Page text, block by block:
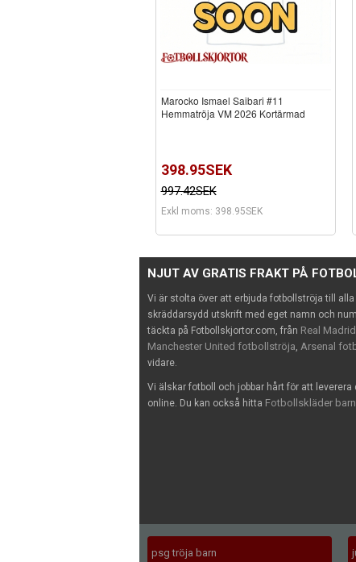
Marocko Ismael Saibari #11
Hemmatröja VM 2026 Kortärmad
398.95SEK
997.42SEK
Exkl moms: 398.95SEK
NJUT AV GRATIS FRAKT PÅ
Vi är stolta över att erbjuda fotbollströja till
skräddarsydd utskrift med eget namn och
täckta på Fotbollskjortor.com, från Real
Manchester United fotbollströja, Arsenal
vidare.
Vi älskar fotboll och jobbar hårt för att
online. Du kan också hitta Fotbollskläder barn
psg tröja barn